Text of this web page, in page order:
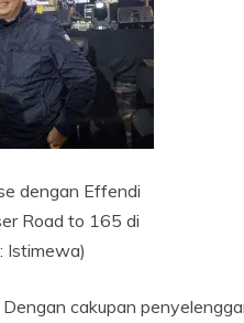
dengan Effendi
Road to 165 di
Istimewa)
cakupan